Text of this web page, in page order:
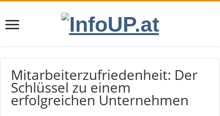
Mitarbeiterzufriedenheit: Der
Schlüssel zu einem
erfolgreichen Unternehmen